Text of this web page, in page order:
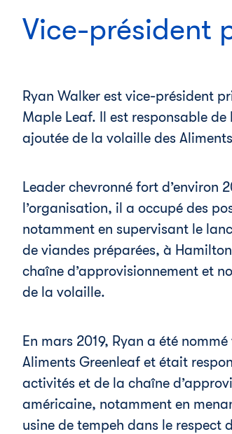
Vice-président
Ryan Walker est vice-président
Maple Leaf. Il est responsable
ajoutée de la volaille des
Leader chevronné fort d’environ
l’organisation, il a occupé des
notamment en supervisant le
de viandes préparées, à
chaîne d’approvisionnement et
de la volaille.
En mars 2019, Ryan a été
Aliments Greenleaf et était
activités et de la chaîne
américaine, notamment en
usine de tempeh dans le respect